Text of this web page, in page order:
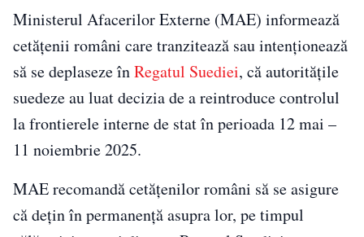
Ministerul Afacerilor Externe (MAE) informează
cetățenii români care tranzitează sau intenționează
să se deplaseze înRegatul Suediei, că autoritățile
suedeze au luat decizia de a reintroduce controlul
la frontierele interne de stat în perioada 12 mai –
11 noiembrie 2025.
MAE recomandă cetățenilor români să se asigure
că dețin în permanență asupra lor, pe timpul